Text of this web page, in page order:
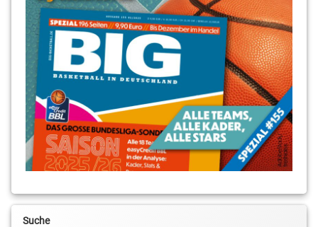
Suche